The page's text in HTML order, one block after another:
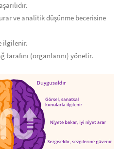
ve analitik düşünme becerisine
ilgilenir.
tarafını (organlarını) yönetir.